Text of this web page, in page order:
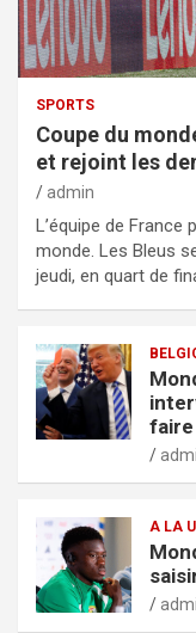
SPORTS
Coupe du
et rejoint les
admin
L’équipe de
monde. Les Bleus
jeudi, en quart de
faire
A LA